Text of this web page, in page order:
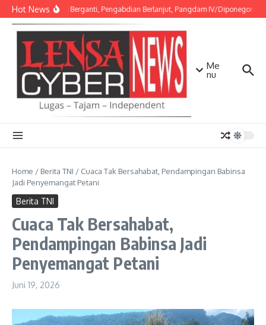
Lewati ke konten
Hot NewsAmanah Berganti, Pengabdian Berlanjut, Pangdam IV/Diponegoro
Me
nu
Home / Berita TNI / Cuaca Tak Bersahabat, Pendampingan Babinsa
Jadi Penyemangat Petani
Berita TNI
Cuaca Tak Bersahabat,
Pendampingan Babinsa Jadi
Penyemangat Petani
Juni 19, 2026